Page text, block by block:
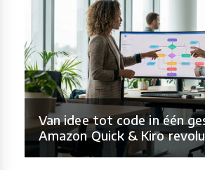
Van idee tot code in één
Amazon Quick & Kiro